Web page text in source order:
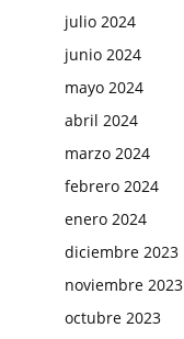
julio 2024
junio 2024
mayo 2024
abril 2024
marzo 2024
febrero 2024
enero 2024
diciembre 2023
noviembre 2023
octubre 2023